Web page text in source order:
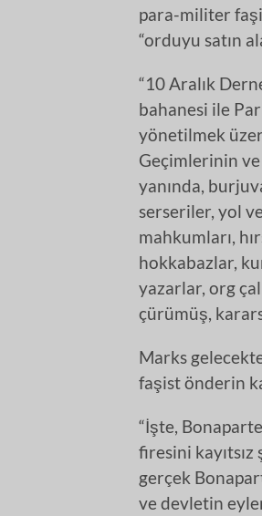
para-militer
“orduyu satın
“10 Aralık
bahanesi ile
yönetilmek
Geçimlerinin
yanında,
serseriler, yol
mahkumları,
hokkabazlar,
yazarlar, org
çürümüş,
Marks
faşist önderin
“İşte,
firesini
gerçek
ve devletin